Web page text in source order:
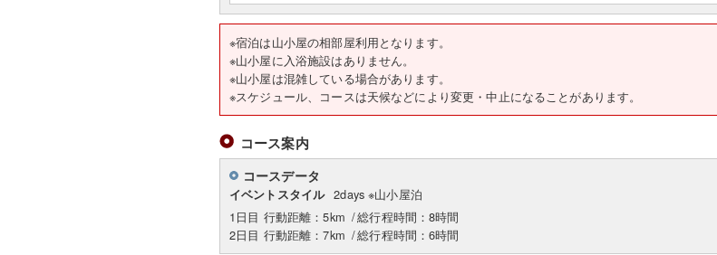
※宿泊は山小屋の相部屋利用となります。
※山小屋に入浴施設はありません。
※山小屋は混雑している場合があります。
※スケジュール、コースは天候などにより変更・中止になることがあります。
コース案内
コースデータ
イベントスタイル 2days ※山小屋泊
1日目 行動距離：5km /総行程時間：8時間
2日目 行動距離：7km /総行程時間：6時間